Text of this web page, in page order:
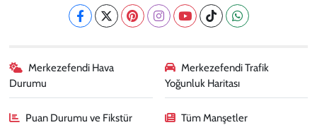
Merkezefendi Hava
Durumu
Merkezefendi Trafik
Yoğunluk Haritası
Puan Durumu ve Fikstür Tüm Manşetler